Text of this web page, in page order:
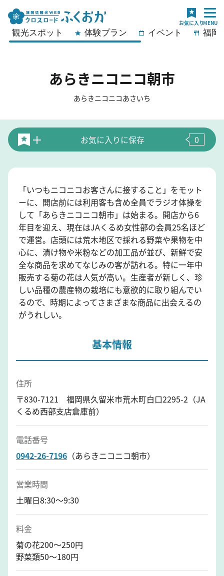
観光スポット 体験プラン イベント 福岡
あらきニコニコ朝市
あらきニコニコあさいち
お気に入りに保存 0
「いつもニコニコお客さんに接すること」をモット
ーに、開店前には利用客も含め全員でラジオ体操を
して「あらきニコニコ朝市」は始まる。開店から6
年目を迎え、現在はJAくるめ女性部の会員25名ほど
で運営。店頭には荒木地区で採れる野菜や果物を中
心に、漬け物や米粉などの加工品が並び、新鮮で安
全な商品を求めてなじみの客が訪れる。特に一年中
販売する菊の花は人気が高い。生産者が新しく、珍
しい品種の農産物の栽培にも意欲的に取り組んでい
るので、時期によってさまざまな商品に出会えるの
がうれしい。
基本情報
住所
〒830-7121 福岡県久留米市荒木町白口2295-2（JA
くるめ西部支店倉庫前）
電話番号
0942-26-7196 （あらきニコニコ朝市）
営業時間
土曜日8:30～9:30
料金
菊の花200～250円
野菜類50～180円